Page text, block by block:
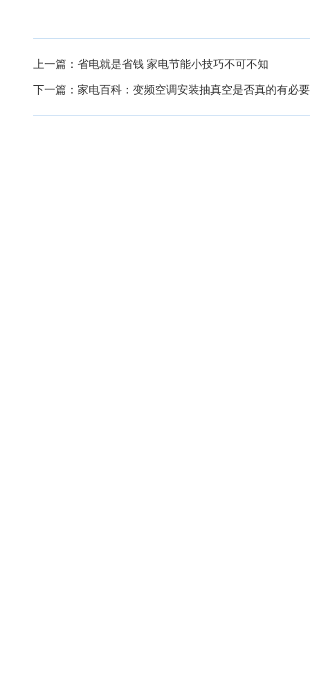
上一篇： 省电就是省钱 家电节能小技巧不可不知
下一篇： 家电百科：变频空调安装抽真空是否真的有必要